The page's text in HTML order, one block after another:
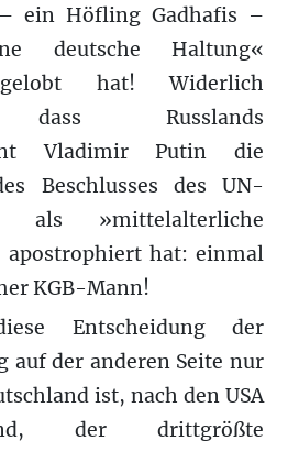
ein Höfling Gadhafis –
deutsche Haltung«
hat! Widerlich
dass Russlands
Vladimir Putin die
Beschlusses des UN-
als »mittelalterliche
hat: einmal
KGB-Mann!
Entscheidung der
auf der anderen Seite nur
ist, nach den USA
der drittgrößte